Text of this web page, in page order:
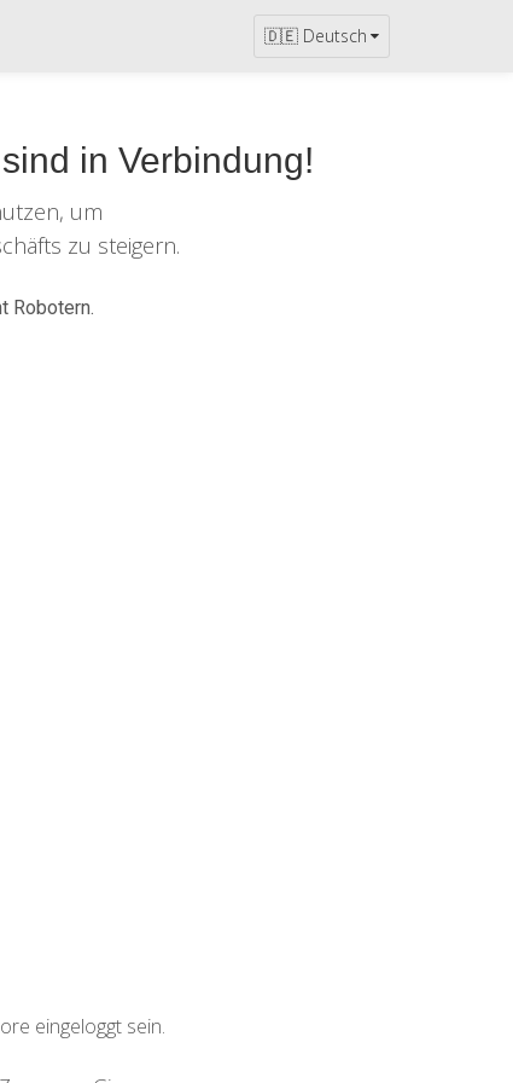
🇩🇪 Deutsch
in Verbindung!
um
zu steigern.
Robotern.
eingeloggt sein.